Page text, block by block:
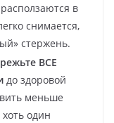
в
снимается,
стержень.
ВСЕ
до здоровой
меньше
один